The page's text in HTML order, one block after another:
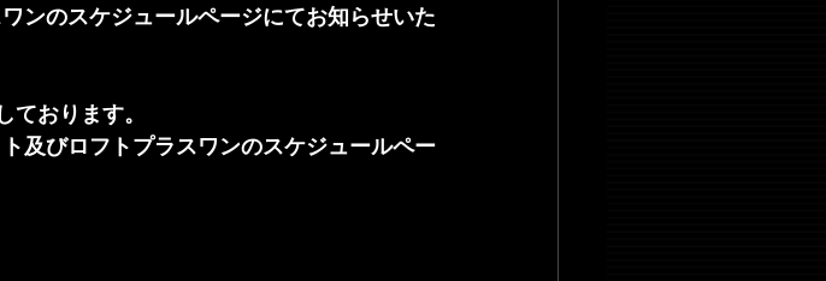
ンのスケジュールページにてお知らせいた
おります。
及びロフトプラスワンのスケジュールペー